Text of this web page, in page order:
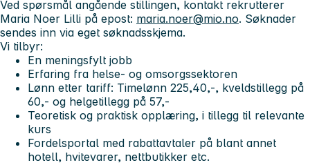
Ved spørsmål angående stillingen, kontakt rekrutterer
Maria Noer Lilli på epost: maria.noer@mio.no. Søknader
sendes inn via eget søknadsskjema.
Vi tilbyr:
En meningsfylt jobb
Erfaring fra helse- og omsorgssektoren
Lønn etter tariff: Timelønn 225,40,-, kveldstillegg på
60,- og helgetillegg på 57,-
Teoretisk og praktisk opplæring, i tillegg til relevante
kurs
Fordelsportal med rabattavtaler på blant annet
hotell, hvitevarer, nettbutikker etc.